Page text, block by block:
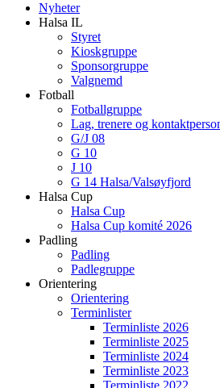
Nyheter
Halsa IL
Styret
Kioskgruppe
Sponsorgruppe
Valgnemd
Fotball
Fotballgruppe
Lag, trenere og
G/J 08
G 10
J 10
G 14 Halsa/Valsøyfjord
Halsa Cup
Halsa Cup
Halsa Cup komité 2026
Padling
Padling
Padlegruppe
Orientering
Orientering
Terminlister
Terminliste 2026
Terminliste 2025
Terminliste 2024
Terminliste 2023
Terminliste 2022